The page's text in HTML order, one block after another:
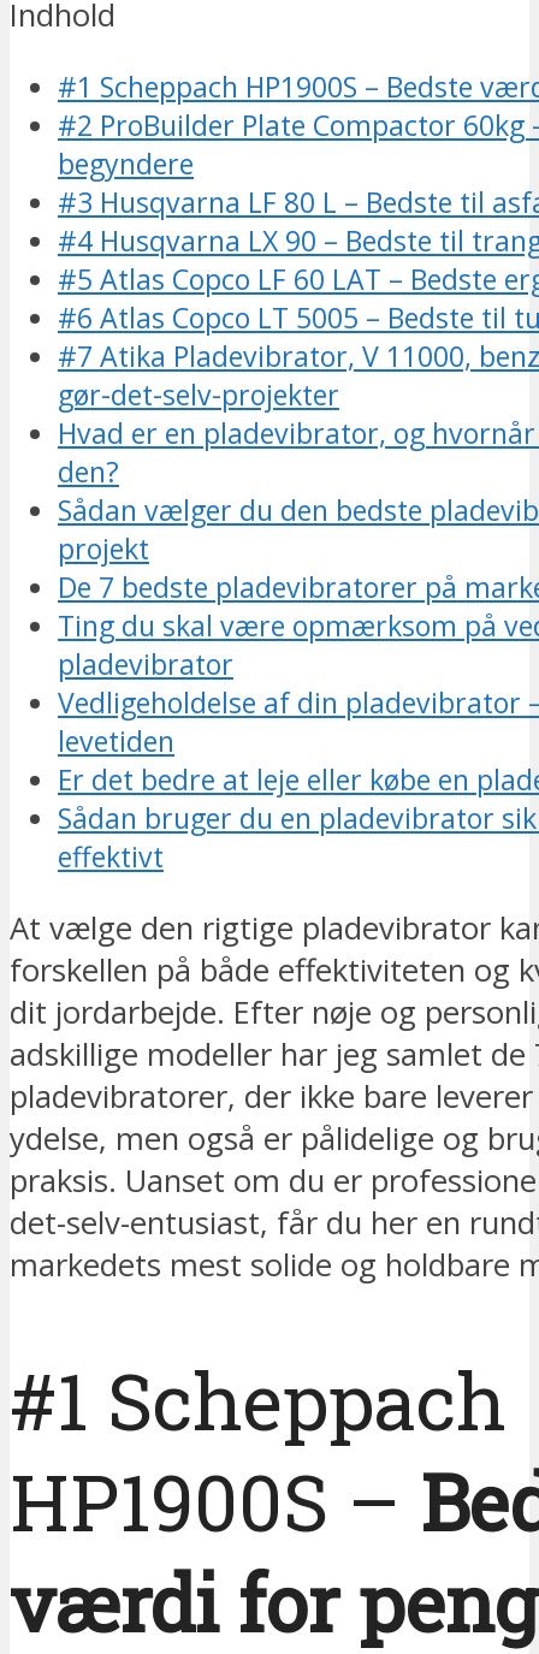
Indhold
#1 Scheppach HP1900S – Bedste
#2 ProBuilder Plate Compactor 60kg
begyndere
#3 Husqvarna LF 80 L – Bedste til
#4 Husqvarna LX 90 – Bedste til
#5 Atlas Copco LF 60 LAT – Bedste
#6 Atlas Copco LT 5005 – Bedste til
#7 Atika Pladevibrator, V 11000,
gør-det-selv-projekter
Hvad er en pladevibrator, og
den?
Sådan vælger du den bedste
projekt
De 7 bedste pladevibratorer på
Ting du skal være opmærksom på
pladevibrator
Vedligeholdelse af din pladevibrator
levetiden
Er det bedre at leje eller købe en
Sådan bruger du en pladevibrator
effektivt
At vælge den rigtige pladevibrator
forskellen på både effektiviteten og
dit jordarbejde. Efter nøje og
adskillige modeller har jeg samlet de
pladevibratorer, der ikke bare
ydelse, men også er pålidelige og
praksis. Uanset om du er
det-selv-entusiast, får du her en
markedets mest solide og holdbare
#1 Scheppach
HP1900S –
værdi for